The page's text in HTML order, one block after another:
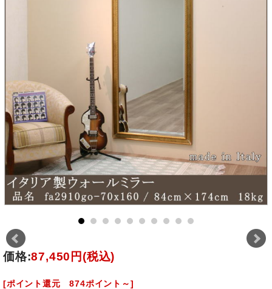
価格:87,450円 (税込)
[ポイント還元 874ポイント～]